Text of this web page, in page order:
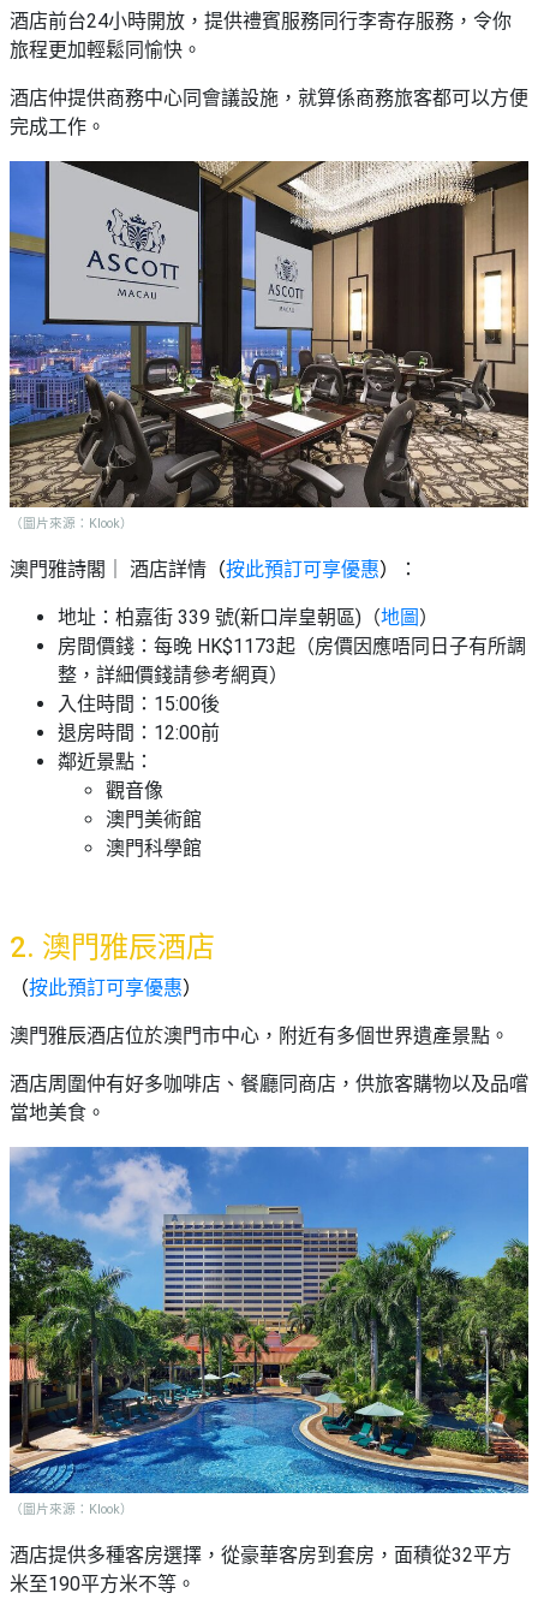
艇
出
#18
區
美
食
酒店前台24小時開放，提供禮賓服務同行李寄存服務，令你
旅程更加輕鬆同愉快。
酒店仲提供商務中心同會議設施，就算係商務旅客都可以方便
完成工作。
（圖片來源：Klook）
澳門雅詩閣｜ 酒店詳情 （按此預訂可享優惠） ：
地址：柏嘉街 339 號(新口岸皇朝區)（地圖 ）
房間價錢：每晚 HK$1173起（房價因應唔同日子有所調
整，詳細價錢請參考網頁）
入住時間：15:00後
退房時間：12:00前
鄰近景點：
觀音像
澳門美術館
澳門科學館
2. 澳門雅辰酒店
（按此預訂可享優惠）
澳門雅辰酒店位於澳門市中心，附近有多個世界遺產景點。
酒店周圍仲有好多咖啡店、餐廳同商店，供旅客購物以及品嚐
當地美食。
（圖片來源：Klook）
酒店提供多種客房選擇，從豪華客房到套房，面積從32平方
米至190平方米不等。